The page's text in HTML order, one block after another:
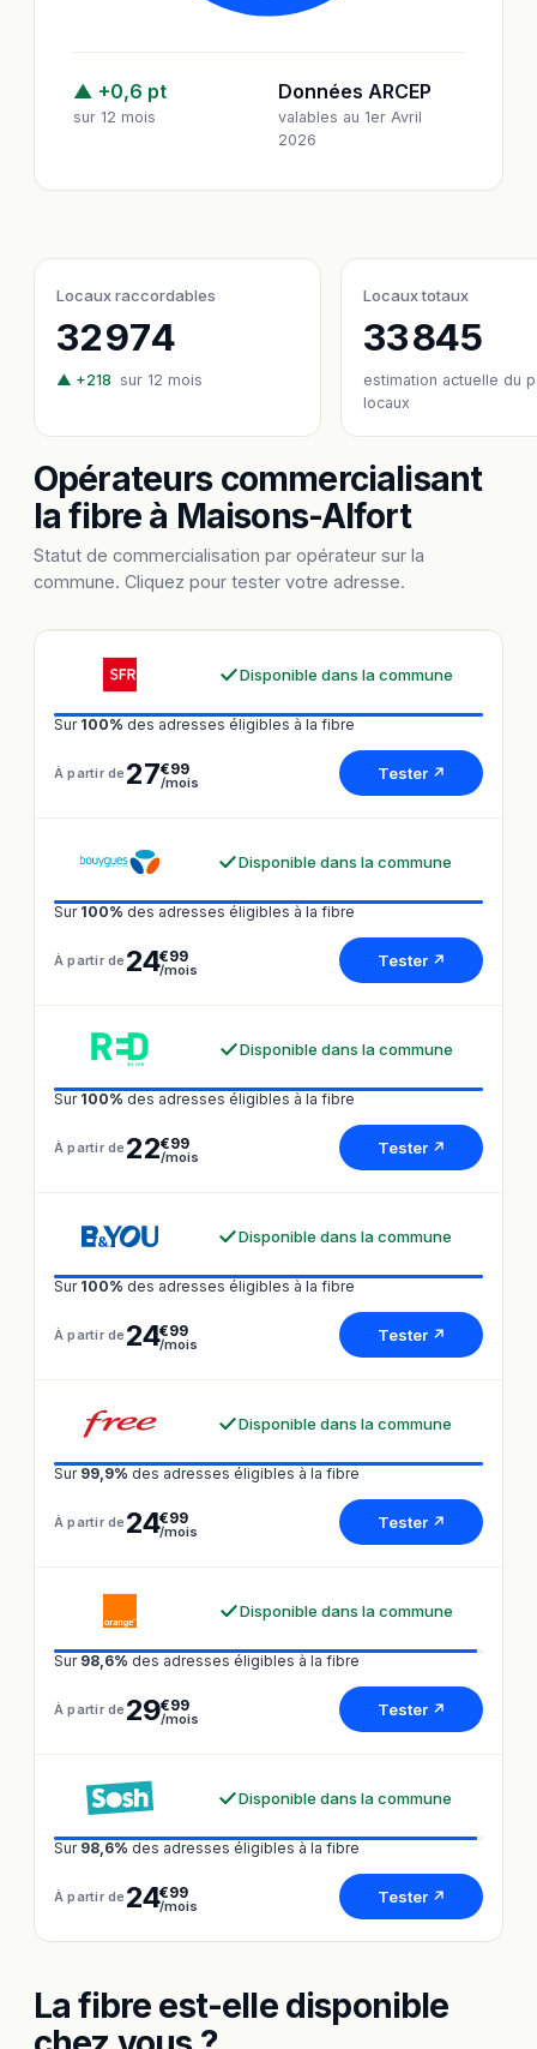
▲ +0,6 pt
sur 12 mois
Données ARCEP
valables au 1er Avril
2026
Locaux raccordables
32 974
▲ +218 sur 12 mois
Locaux totaux
33 845
estimation actuelle du
locaux
Opérateurs commercialisant
la fibre à Maisons-Alfort
Statut de commercialisation par opérateur sur la
commune. Cliquez pour tester votre adresse.
Disponible dans la commune
Sur 100% des adresses éligibles à la fibre
À partir de 27€99
/mois Tester ↗
Disponible dans la commune
Sur 100% des adresses éligibles à la fibre
À partir de 24€99
/mois Tester ↗
Disponible dans la commune
Sur 100% des adresses éligibles à la fibre
À partir de 22€99
/mois Tester ↗
Disponible dans la commune
Sur 100% des adresses éligibles à la fibre
À partir de 24€99
/mois Tester ↗
Disponible dans la commune
Sur 99,9% des adresses éligibles à la fibre
À partir de 24€99
/mois Tester ↗
Disponible dans la commune
Sur 98,6% des adresses éligibles à la fibre
À partir de 29€99
/mois Tester ↗
Disponible dans la commune
Sur 98,6% des adresses éligibles à la fibre
À partir de 24€99
/mois Tester ↗
La fibre est-elle disponible